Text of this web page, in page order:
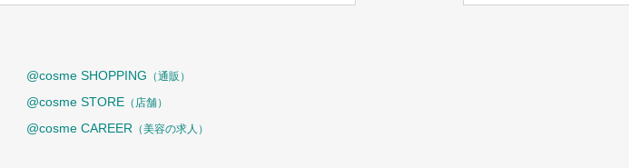
@cosme SHOPPING （通販）
@cosme STORE （店舗）
@cosme CAREER （美容の求人）